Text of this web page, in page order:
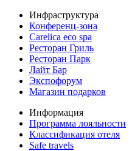
Инфраструктура
Конференц-зона
Carelica eco spa
Ресторан Гриль
Ресторан Парк
Лайт Бар
Экспофорум
Магазин подарков
Информация
Программа лояльности
Классификация отеля
Safe travels